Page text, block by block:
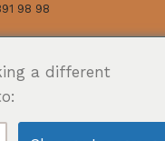
98 98
Kurumsal
a different